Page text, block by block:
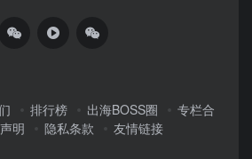
排行榜 出海BOSS圈
专栏合
明 隐私条款 友情链接